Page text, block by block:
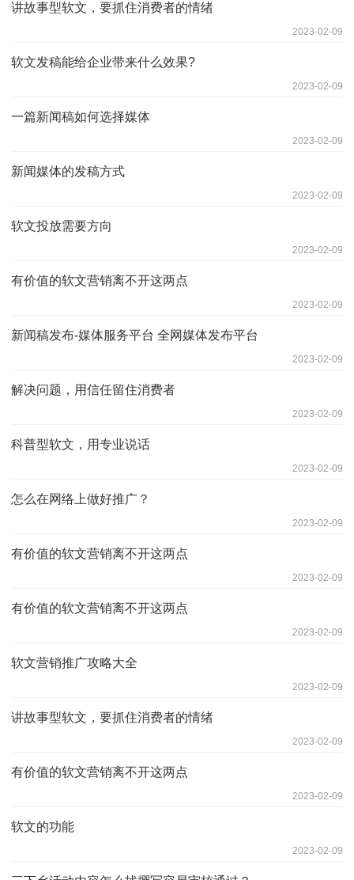
讲故事型软文，要抓住消费者的情绪
2023-02-09
软文发稿能给企业带来什么效果?
2023-02-09
一篇新闻稿如何选择媒体
2023-02-09
新闻媒体的发稿方式
2023-02-09
软文投放需要方向
2023-02-09
有价值的软文营销离不开这两点
2023-02-09
新闻稿发布-媒体服务平台 全网媒体发布平台
2023-02-09
解决问题，用信任留住消费者
2023-02-09
科普型软文，用专业说话
2023-02-09
怎么在网络上做好推广？
2023-02-09
有价值的软文营销离不开这两点
2023-02-09
有价值的软文营销离不开这两点
2023-02-09
软文营销推广攻略大全
2023-02-09
讲故事型软文，要抓住消费者的情绪
2023-02-09
有价值的软文营销离不开这两点
2023-02-09
软文的功能
2023-02-09